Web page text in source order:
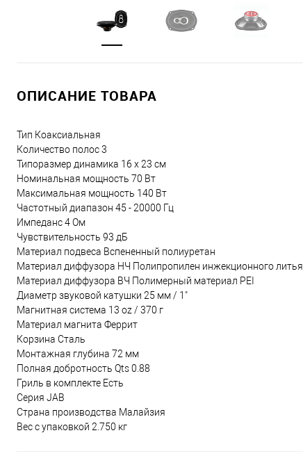
ОПИСАНИЕ ТОВАРА
Тип Коаксиальная
Количество полос 3
Типоразмер динамика 16 х 23 см
Номинальная мощность 70 Вт
Максимальная мощность 140 Вт
Частотный диапазон 45 - 20000 Гц
Импеданс 4 Ом
Чувствительность 93 дБ
Материал подвеса Вспененный полиуретан
Материал диффузора НЧ Полипропилен инжекционного литья
Материал диффузора ВЧ Полимерный материал PEI
Диаметр звуковой катушки 25 мм / 1"
Магнитная система 13 oz / 370 г
Материал магнита Феррит
Корзина Сталь
Монтажная глубина 72 мм
Полная добротность Qts 0.88
Гриль в комплекте Есть
Серия JAB
Страна производства Малайзия
Вес с упаковкой 2.750 кг